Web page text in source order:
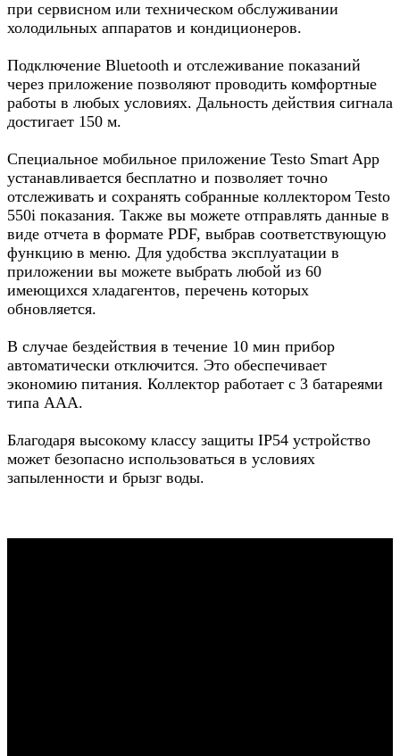
при сервисном или техническом обслуживании
холодильных аппаратов и кондиционеров.
Подключение Bluetooth и отслеживание показаний
через приложение позволяют проводить комфортные
работы в любых условиях. Дальность действия сигнала
достигает 150 м.
Специальное мобильное приложение Testo Smart App
устанавливается бесплатно и позволяет точно
отслеживать и сохранять собранные коллектором Testo
550i показания. Также вы можете отправлять данные в
виде отчета в формате PDF, выбрав соответствующую
функцию в меню. Для удобства эксплуатации в
приложении вы можете выбрать любой из 60
имеющихся хладагентов, перечень которых
обновляется.
В случае бездействия в течение 10 мин прибор
автоматически отключится. Это обеспечивает
экономию питания. Коллектор работает с 3 батареями
типа ААА.
Благодаря высокому классу защиты IP54 устройство
может безопасно использоваться в условиях
запыленности и брызг воды.